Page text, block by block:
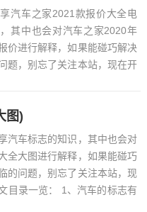
汽车之家2021款报价大全电
其中也会对汽车之家2020年
价进行解释，如果能碰巧解决
题，别忘了关注本站，现在开
图)
汽车标志的知识，其中也会对
全大图进行解释，如果能碰巧
的问题，别忘了关注本站，现
目录一览： 1、汽车的标志有